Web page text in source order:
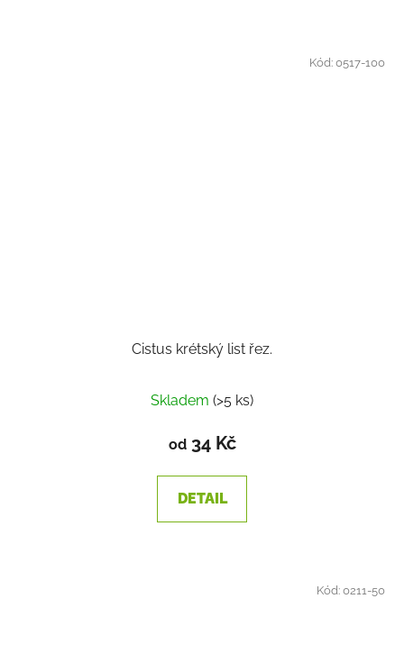
Cistus krétský list řez.
Skladem (>5 ks)
od34 Kč
DETAIL
Kód:0517-100
Kód:0211-50